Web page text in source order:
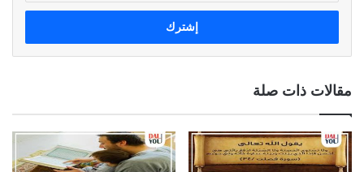
خ
ب
د
ك
ل
إ
مقالات ذات صلة